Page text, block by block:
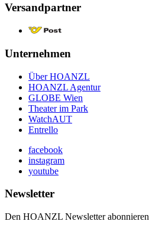
Versandpartner
Unternehmen
Über HOANZL
HOANZL Agentur
GLOBE Wien
Theater im Park
WatchAUT
Entrello
facebook
instagram
youtube
Newsletter
Den HOANZL Newsletter abonnieren